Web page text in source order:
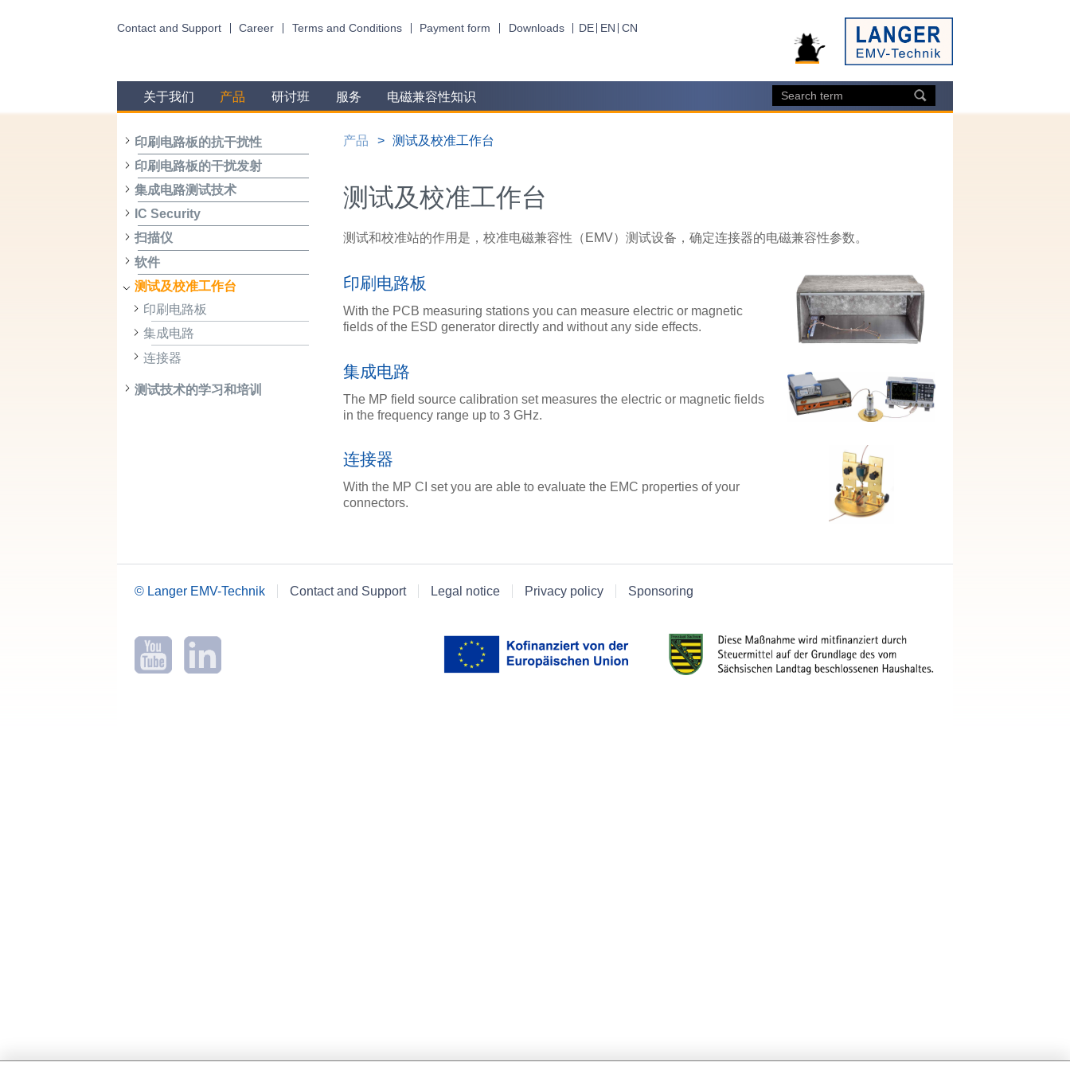
Contact and Support Career Terms and Conditions Payment form Downloads DE EN CN
关于我们 产品 研讨班 服务 电磁兼容性知识
印刷电路板的抗干扰性
印刷电路板的干扰发射
集成电路测试技术
IC Security
扫描仪
软件
测试及校准工作台
印刷电路板
集成电路
连接器
测试技术的学习和培训
产品 测试及校准工作台
测试及校准工作台
测试和校准站的作用是，校准电磁兼容性（EMV）测试设备，确定连接器的电磁兼容性参数。
印刷电路板
With the PCB measuring stations you can measure electric or magnetic
fields of the ESD generator directly and without any side effects.
集成电路
The MP field source calibration set measures the electric or magnetic fields
in the frequency range up to 3 GHz.
连接器
With the MP CI set you are able to evaluate the EMC properties of your
connectors.
© Langer EMV-Technik Contact and Support Legal notice Privacy policy Sponsoring